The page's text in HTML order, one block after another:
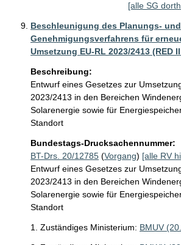
[alle SG
Beschleunigung des Planungs- und
Genehmigungsverfahrens für
Umsetzung EU-RL 2023/2413 (RED
Beschreibung:
Entwurf eines Gesetzes zur
2023/2413 in den Bereichen
Solarenergie sowie für
Standort
Bundestags-Drucksachennummer:
BT-Drs. 20/12785 (Vorgang) [alle RV
Entwurf eines Gesetzes zur
2023/2413 in den Bereichen
Solarenergie sowie für
Standort
1. Zuständiges Ministerium: BMUV